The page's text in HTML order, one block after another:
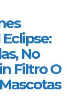
No
Filtro O